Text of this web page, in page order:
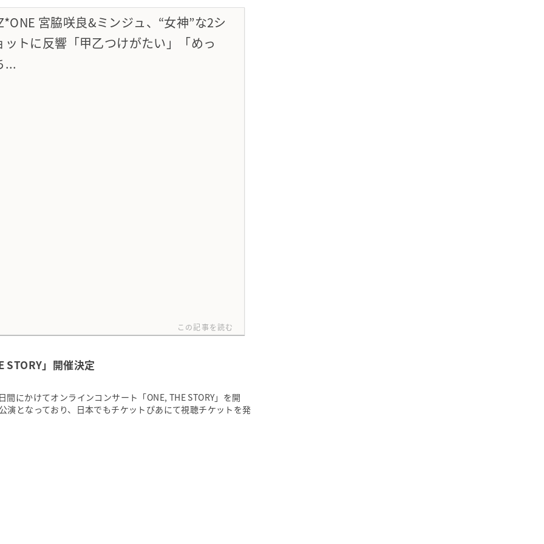
宮脇咲良&ミンジュ、“女神”な2シ
ットに反響「甲乙つけがたい」「めっ
...
この記事を読む
STORY」開催決定
にかけてオンラインコンサート「ONE, THE STORY」を開
演となっており、日本でもチケットぴあにて視聴チケットを発